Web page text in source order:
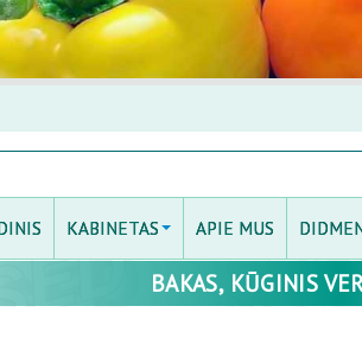
BAKAS, KŪGINIS
KABINETAS
PRISIJUNGTI
APIE MUS